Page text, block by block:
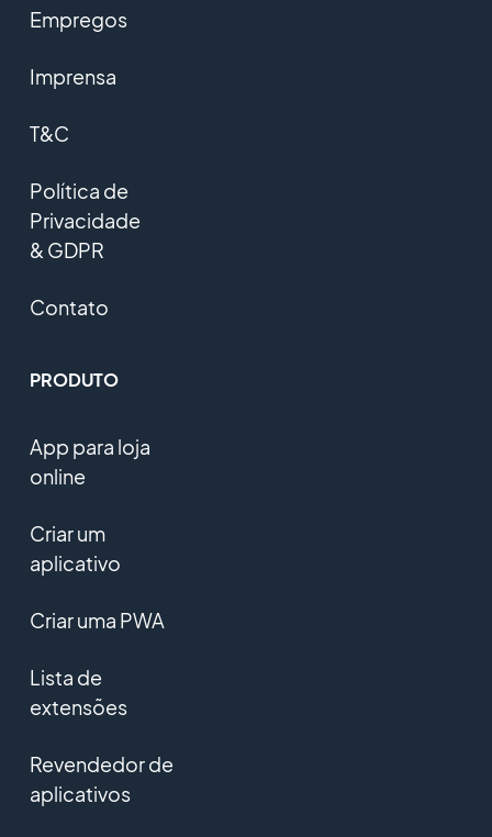
Empregos
Imprensa
T&C
Política de
Privacidade
& GDPR
Contato
PRODUTO
App para loja
online
Criar um
aplicativo
Criar uma PWA
Lista de
extensões
Revendedor de
aplicativos